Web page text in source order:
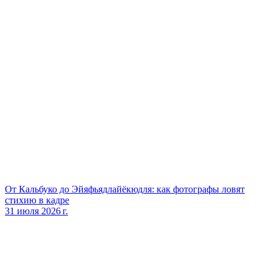
От Кальбуко до Эйяфьядлайёкюдля: как фотографы ловят
стихию в кадре
31 июля 2026 г.